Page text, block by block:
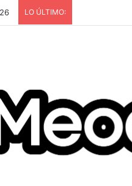
LO ÚLTIMO: